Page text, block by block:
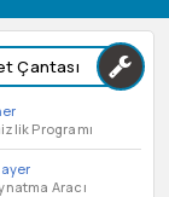
Çantası
Programı
Aracı